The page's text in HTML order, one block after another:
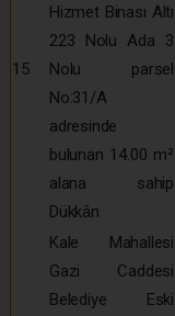
15
Hizmet Binası Altı
223 Nolu Ada 3
Nolu parsel
No:31/A
adresinde
bulunan 14.00 m²
alana sahip
Dükkân
Kale Mahallesi
Gazi Caddesi
Belediye Eski